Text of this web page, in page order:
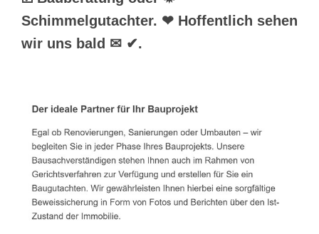
Schimmelgutachter. ❤ Hoffentlich sehen
wir uns bald ✉ ✔.